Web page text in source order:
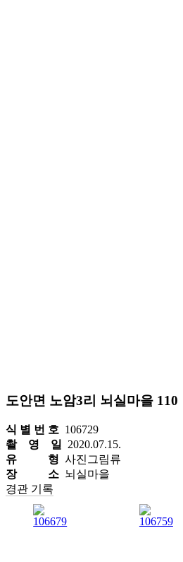
도안면 노암3리 뇌실마을 110
식 별 번 호 106729
촬 영 일
2020.07.15.
유 형 사진그림류
장 소 뇌실마을
경관 기록